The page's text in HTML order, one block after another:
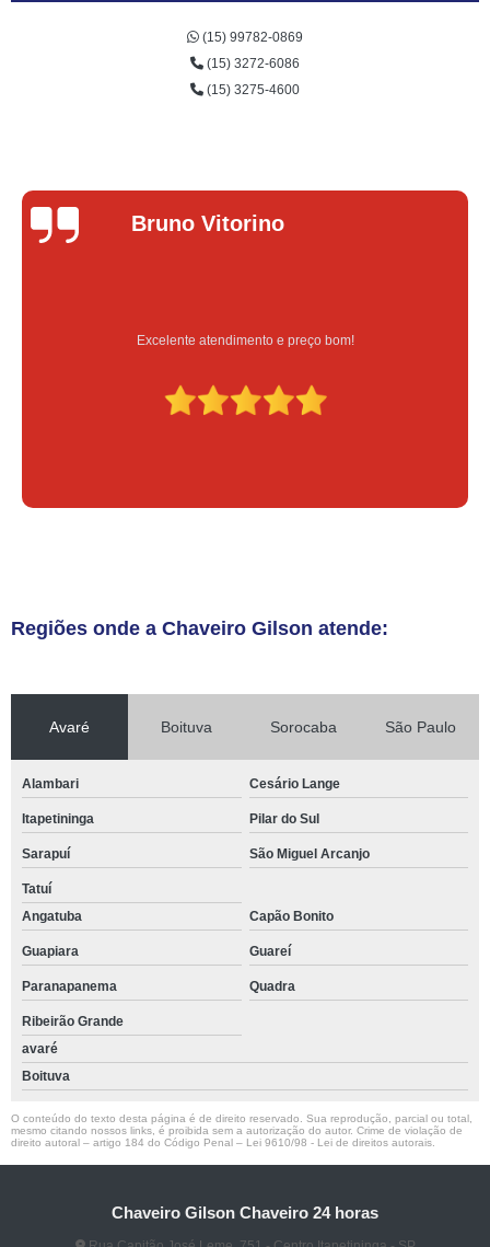
(15) 99782-0869
(15) 3272-6086
(15) 3275-4600
Lucas Donadel
Serviço feito na hora e de qualidade
Regiões onde a Chaveiro Gilson atende:
Avaré Boituva Sorocaba São Paulo
Alambari Cesário Lange
Itapetininga Pilar do Sul
Sarapuí São Miguel Arcanjo
Tatuí
Angatuba
Capão Bonito
Guapiara Guareí
Paranapanema Quadra
Ribeirão Grande
avaré
Boituva
O conteúdo do texto desta página é de direito reservado. Sua reprodução, parcial ou total,
mesmo citando nossos links, é proibida sem a autorização do autor. Crime de violação de
direito autoral – artigo 184 do Código Penal – Lei 9610/98 - Lei de direitos autorais
Chaveiro Gilson Chaveiro 24 horas